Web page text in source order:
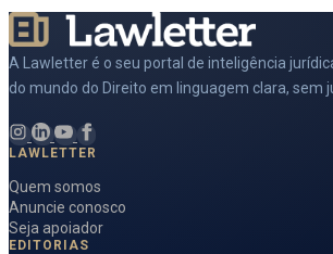
A Lawletter é o seu portal de inteligência
do mundo do Direito em linguagem clara, sem
LAWLETTER
Quem somos
Anuncie conosco
Seja apoiador
EDITORIAS